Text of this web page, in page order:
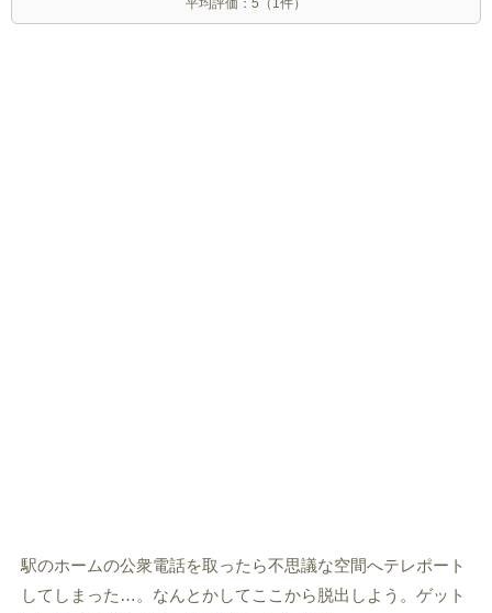
平均評価： 5 （ 1件）
駅のホームの公衆電話を取ったら不思議な空間へテレポート
してしまった…。なんとかしてここから脱出しよう。ゲット